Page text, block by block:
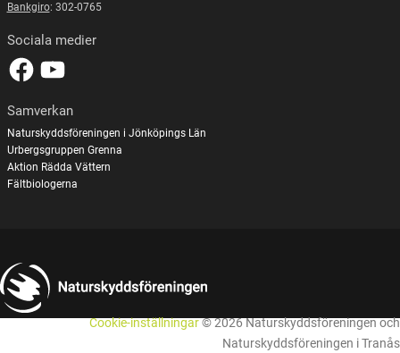
Bankgiro: 302-0765
Sociala medier
Samverkan
Naturskyddsföreningen i Jönköpings Län
Urbergsgruppen Grenna
Aktion Rädda Vättern
Fältbiologerna
Cookie-inställningar© 2026 Naturskyddsföreningen och
Naturskyddsföreningen i Tranås